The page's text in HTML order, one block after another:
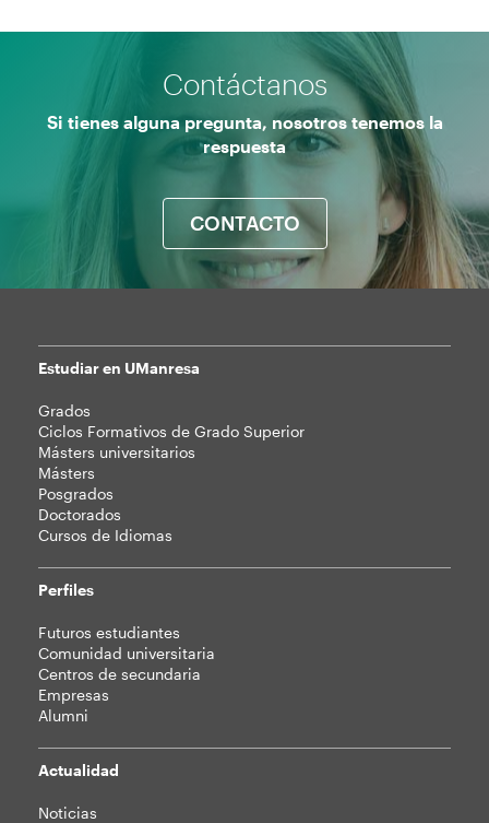
Contáctanos
Si tienes alguna pregunta, nosotros tenemos la
respuesta
CONTACTO
Mapa
web
Estudiar en UManresa
Grados
Ciclos Formativos de Grado Superior
Másters universitarios
Másters
Posgrados
Doctorados
Cursos de Idiomas
Perfiles
Futuros estudiantes
Comunidad universitaria
Centros de secundaria
Empresas
Alumni
Actualidad
Noticias